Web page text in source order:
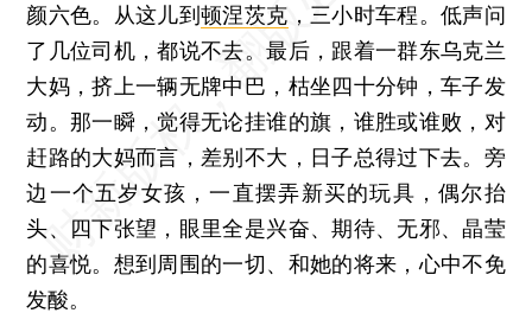
颜六色。从这儿到顿涅茨克 ，三小时车程。低声问
了几位司机，都说不去。最后，跟着一群东乌克兰
大妈，挤上一辆无牌中巴，枯坐四十分钟，车子发
动。那一瞬，觉得无论挂谁的旗，谁胜或谁败，对
赶路的大妈而言，差别不大，日子总得过下去。旁
边一个五岁女孩，一直摆弄新买的玩具，偶尔抬
头、四下张望，眼里全是兴奋、期待、无邪、晶莹
的喜悦。想到周围的一切、和她的将来，心中不免
发酸。